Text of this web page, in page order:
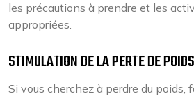
les précautions à prendre et les
appropriées.
STIMULATION DE LA PERTE DE POIDS
Si vous cherchez à perdre du poids,